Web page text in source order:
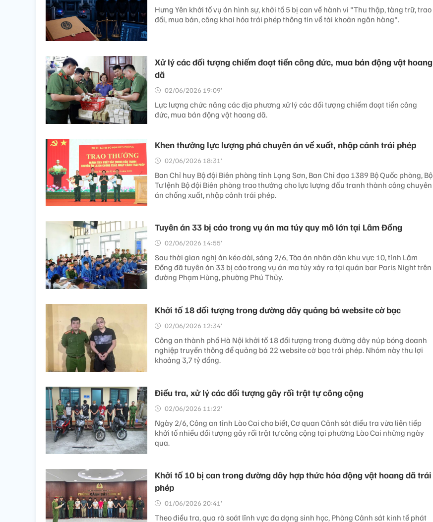
Hưng Yên khởi tố vụ án hình sự, khởi tố 5 bị can về hành vi "Thu thập, tàng trữ, trao
đổi, mua bán, công khai hóa trái phép thông tin về tài khoản ngân hàng".
Xử lý các đối tượng chiếm đoạt tiền công đức, mua bán động vật hoang
dã
02/06/2026 19:09’
Lực lượng chức năng các địa phương xử lý các đối tượng chiếm đoạt tiền công
đức, mua bán động vật hoang dã.
Khen thưởng lực lượng phá chuyên án về xuất, nhập cảnh trái phép
02/06/2026 18:31’
Ban Chỉ huy Bộ đội Biên phòng tỉnh Lạng Sơn, Ban Chỉ đạo 1389 Bộ Quốc phòng, Bộ
Tư lệnh Bộ đội Biên phòng trao thưởng cho lực lượng đấu tranh thành công chuyên
án chống xuất, nhập cảnh trái phép.
Tuyên án 33 bị cáo trong vụ án ma túy quy mô lớn tại Lâm Đồng
02/06/2026 14:55’
Sau thời gian nghị án kéo dài, sáng 2/6, Tòa án nhân dân khu vực 10, tỉnh Lâm
Đồng đã tuyên án 33 bị cáo trong vụ án ma túy xảy ra tại quán bar Paris Night trên
đường Phạm Hùng, phường Phú Thủy.
Khởi tố 18 đối tượng trong đường dây quảng bá website cờ bạc
02/06/2026 12:34’
Công an thành phố Hà Nội khởi tố 18 đối tượng trong đường dây núp bóng doanh
nghiệp truyền thông để quảng bá 22 website cờ bạc trái phép. Nhóm này thu lợi
khoảng 3,7 tỷ đồng.
Điều tra, xử lý các đối tượng gây rối trật tự công cộng
02/06/2026 11:22’
Ngày 2/6, Công an tỉnh Lào Cai cho biết, Cơ quan Cảnh sát điều tra vừa liên tiếp
khởi tố nhiều đối tượng gây rối trật tự công cộng tại phường Lào Cai những ngày
qua.
Khởi tố 10 bị can trong đường dây hợp thức hóa động vật hoang dã trái
phép
01/06/2026 20:41’
Theo điều tra, qua rà soát lĩnh vực đa dạng sinh học, Phòng Cảnh sát kinh tế phát